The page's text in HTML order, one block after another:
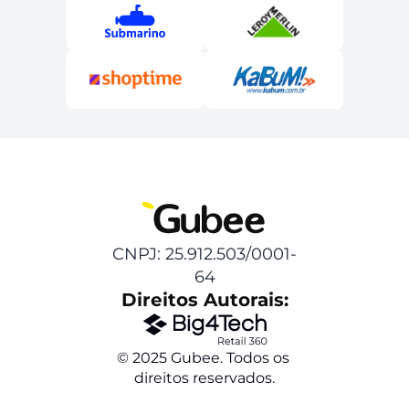
CNPJ: 25.912.503/0001-
64
Direitos Autorais:
© 2025 Gubee. Todos os
direitos reservados.